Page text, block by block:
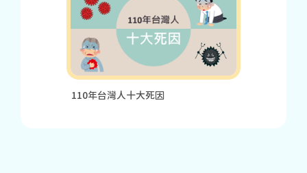
110年台灣人十大死因